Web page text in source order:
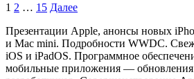
Пагинация
записей
1 2 … 15 Далее
Презентации Apple, анонсы новых
и Mac mini. Подробности WWDC.
iOS и iPadOS. Программное
мобильные приложения — обновления